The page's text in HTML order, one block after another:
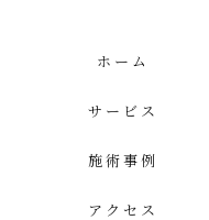
ホーム
サービス
施術事例
アクセス